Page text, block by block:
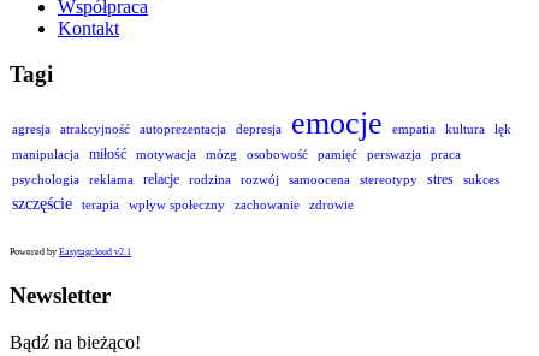
Współpraca
Kontakt
Tagi
agresja atrakcyjność autoprezentacja depresja emocje empatia kultura
lęk
manipulacja
miłość motywacja mózg osobowość pamięć perswazja
praca
psychologia
reklama relacje rodzina rozwój samoocena stereotypy stres sukces
szczęście terapia wpływ społeczny zachowanie zdrowie
Powered by Easytagcloud v2.1
Newsletter
Bądź na bieżąco!